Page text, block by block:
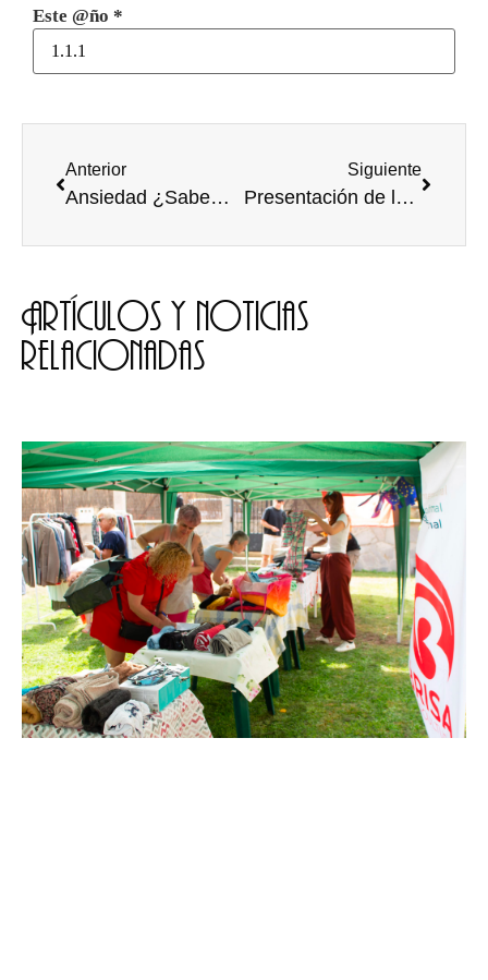
Este @ño *
Anterior
Ansiedad ¿Sabemos controlarla? ¿O se apodera de nosotros?
Siguiente
Presentación de la Fundación VIII Centenario de la Catedral de Burgos
Artículos y noticias
relacionadas